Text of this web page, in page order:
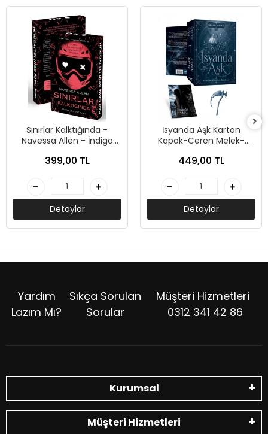
Sınırlar Kalktığında -
Navessa Allen - İndigo
399,00 TL
Detaylar
İsyanda Aşk Karton
Kapak-Ceren Melek-
449,00 TL
Detaylar
Yardım
Lazım Mı?
Sıkça Sorulan
Sorular
Müşteri Hizmetleri
0312 341 42 86
Kurumsal
Müşteri Hizmetleri